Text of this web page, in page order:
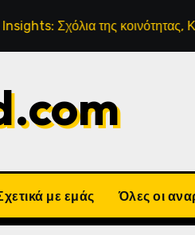
της κοινότητας, Καλές
με εμάς Όλες οι